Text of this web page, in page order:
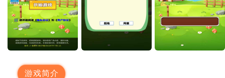
游戏简介